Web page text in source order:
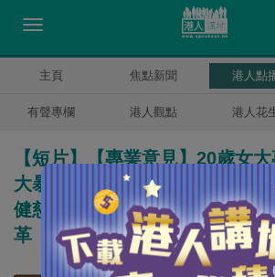
主頁 焦點新聞 港人點
有聲專欄 港人觀點 港人花
【短片】【專業意見】20歲女
大暴動 揭少年犯涉暴動罪不能
健慈：現行法例限制法官權力
革